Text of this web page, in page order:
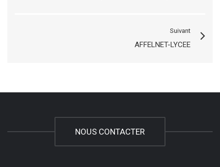
Suivant
AFFELNET-LYCEE
NOUS CONTACTER